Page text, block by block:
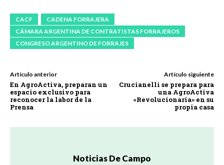
CACF
CADENA FORRAJERA
CÁMARA ARGENTINA DE CONTRATISTAS FORRAJEROS
CONGRESO ARGENTINO DE FORRAJES
Artículo anterior
En AgroActiva, preparan un
espacio exclusivo para
reconocer la labor de la
Prensa
Artículo siguiente
Crucianelli se prepara para
una AgroActiva
«Revolucionaria» en su
propia casa
Noticias De Campo